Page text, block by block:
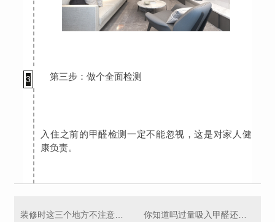
3 第三步：做个全面检测
入住之前的甲醛检测一定不能忽视，这是对家人健
康负责。